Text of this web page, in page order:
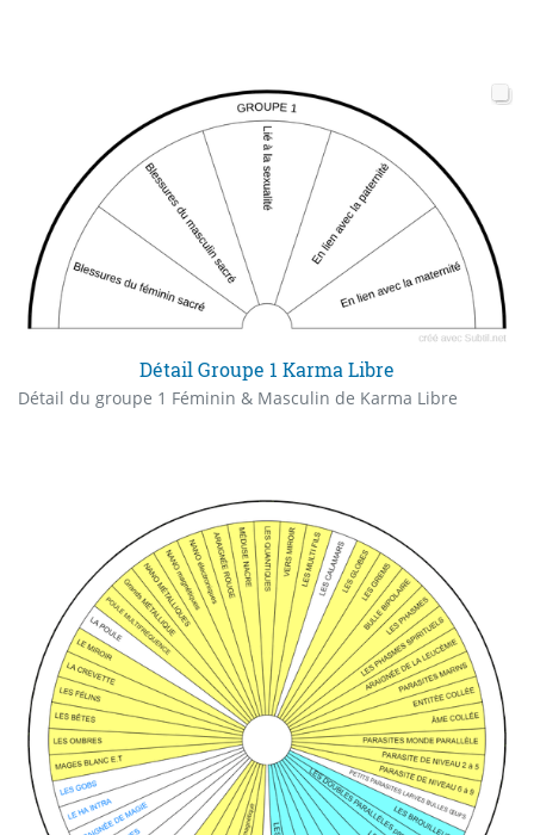
Détail Groupe 1 Karma Libre
Détail du groupe 1 Féminin & Masculin de Karma Libre